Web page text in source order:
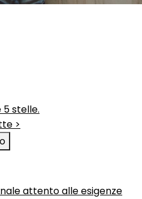
5 stelle.
>
attento alle esigenze